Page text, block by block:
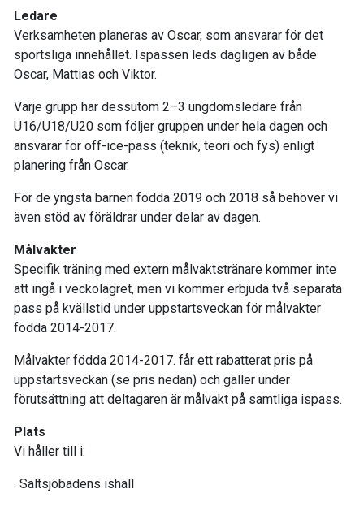
Ledare
Verksamheten planeras av Oscar, som ansvarar för det
sportsliga innehållet. Ispassen leds dagligen av både
Oscar, Mattias och Viktor.
Varje grupp har dessutom 2–3 ungdomsledare från
U16/U18/U20 som följer gruppen under hela dagen och
ansvarar för off-ice-pass (teknik, teori och fys) enligt
planering från Oscar.
För de yngsta barnen födda 2019 och 2018 så behöver vi
även stöd av föräldrar under delar av dagen.
Målvakter
Specifik träning med extern målvaktstränare kommer inte
att ingå i veckolägret, men vi kommer erbjuda två separata
pass på kvällstid under uppstartsveckan för målvakter
födda 2014-2017.
Målvakter födda 2014-2017. får ett rabatterat pris på
uppstartsveckan (se pris nedan) och gäller under
förutsättning att deltagaren är målvakt på samtliga ispass.
Plats
Vi håller till i:
· Saltsjöbadens ishall